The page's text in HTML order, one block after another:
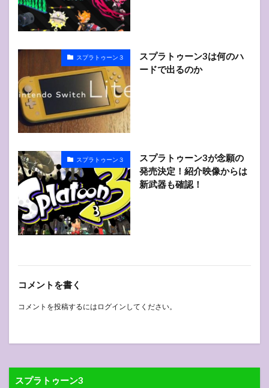
スプラトゥーン３
スプラトゥーン3は何のハ
ードで出るのか
スプラトゥーン３
スプラトゥーン3が念願の
発売決定！紹介映像からは
新武器も確認！
コメントを書く
コメントを投稿するには ログイン してください。
スプラトゥーン3